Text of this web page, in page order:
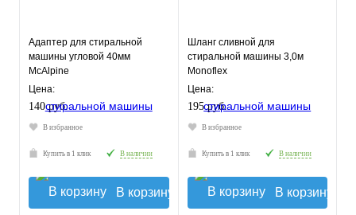
Адаптер для стиральной
машины угловой 40мм
McAlpine
Цена:
140 руб.
В избранное
Купить в 1 клик В наличии
В корзину
Шланг сливной для
стиральной машины 3,0м
Monoflex
Цена:
195 руб.
В избранное
Купить в 1 клик В наличии
В корзину